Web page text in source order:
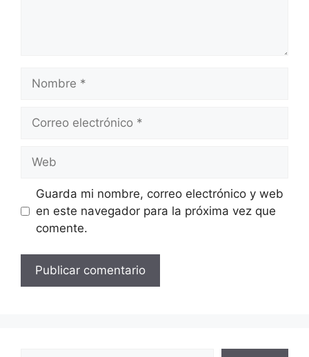
electrónico
Guarda mi nombre, correo electrónico y web
en este navegador para la próxima vez que
comente.